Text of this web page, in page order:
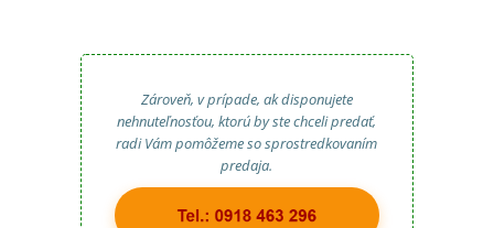
Zároveň, v prípade, ak disponujete
nehnuteľnosťou, ktorú by ste chceli predať,
radi Vám pomôžeme so sprostredkovaním
predaja.